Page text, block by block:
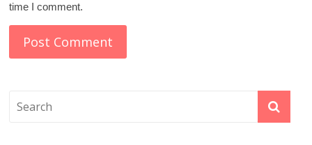
time I comment.